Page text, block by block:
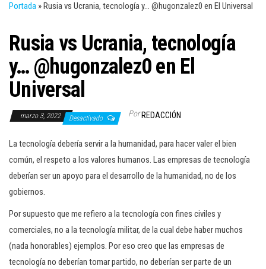
l
Portada »Rusia vs Ucrania, tecnología y… @hugonzalez0 en El Universal
Rusia vs Ucrania, tecnología
y… @hugonzalez0 en El
Universal
marzo 3, 2022 Desactivado Por REDACCIÓN
La tecnología debería servir a la humanidad, para hacer valer el bien
común, el respeto a los valores humanos. Las empresas de tecnología
deberían ser un apoyo para el desarrollo de la humanidad, no de los
gobiernos.
Por supuesto que me refiero a la tecnología con fines civiles y
comerciales, no a la tecnología militar, de la cual debe haber muchos
(nada honorables) ejemplos. Por eso creo que las empresas de
tecnología no deberían tomar partido, no deberían ser parte de un